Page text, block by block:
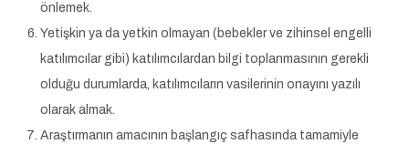
önlemek.
Yetişkin ya da yetkin olmayan (bebekler ve zihinsel engelli
katılımcılar gibi) katılımcılardan bilgi toplanmasının gerekli
olduğu durumlarda, katılımcıların vasilerinin onayını yazılı
olarak almak.
Araştırmanın amacının başlangıç safhasında tamamiyle